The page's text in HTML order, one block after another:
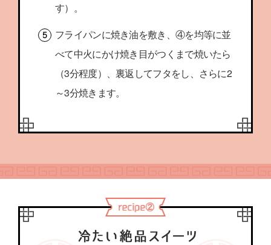
す）。
フライパンに焼き油を敷き、④を均等に並
べて中火にかけ焼き目がつくまで焼いたら
（3分程度）、裏返してフタをし、さらに2
～3分焼きます。